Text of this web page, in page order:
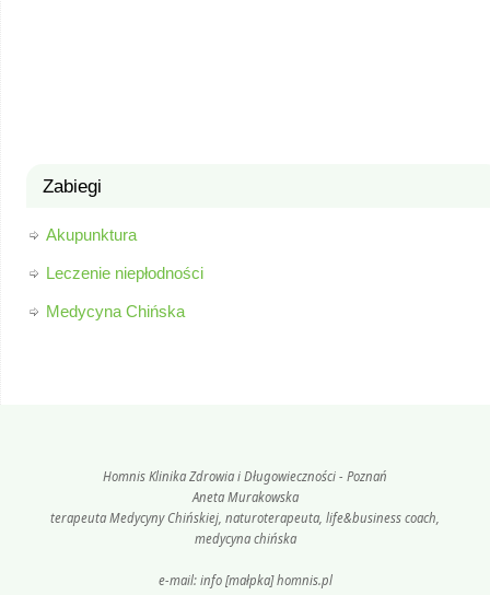
Zabiegi
Akupunktura
Leczenie niepłodności
Medycyna Chińska
Homnis Klinika Zdrowia i Długowieczności - Poznań
Aneta Murakowska
terapeuta Medycyny Chińskiej, naturoterapeuta, life&business coach,
medycyna chińska
e-mail: info [małpka] homnis.pl